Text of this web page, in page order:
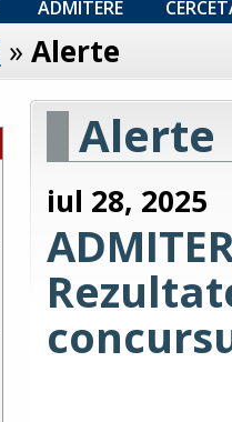
ADMITERE
» Alerte
Alerte
iul 28, 2025